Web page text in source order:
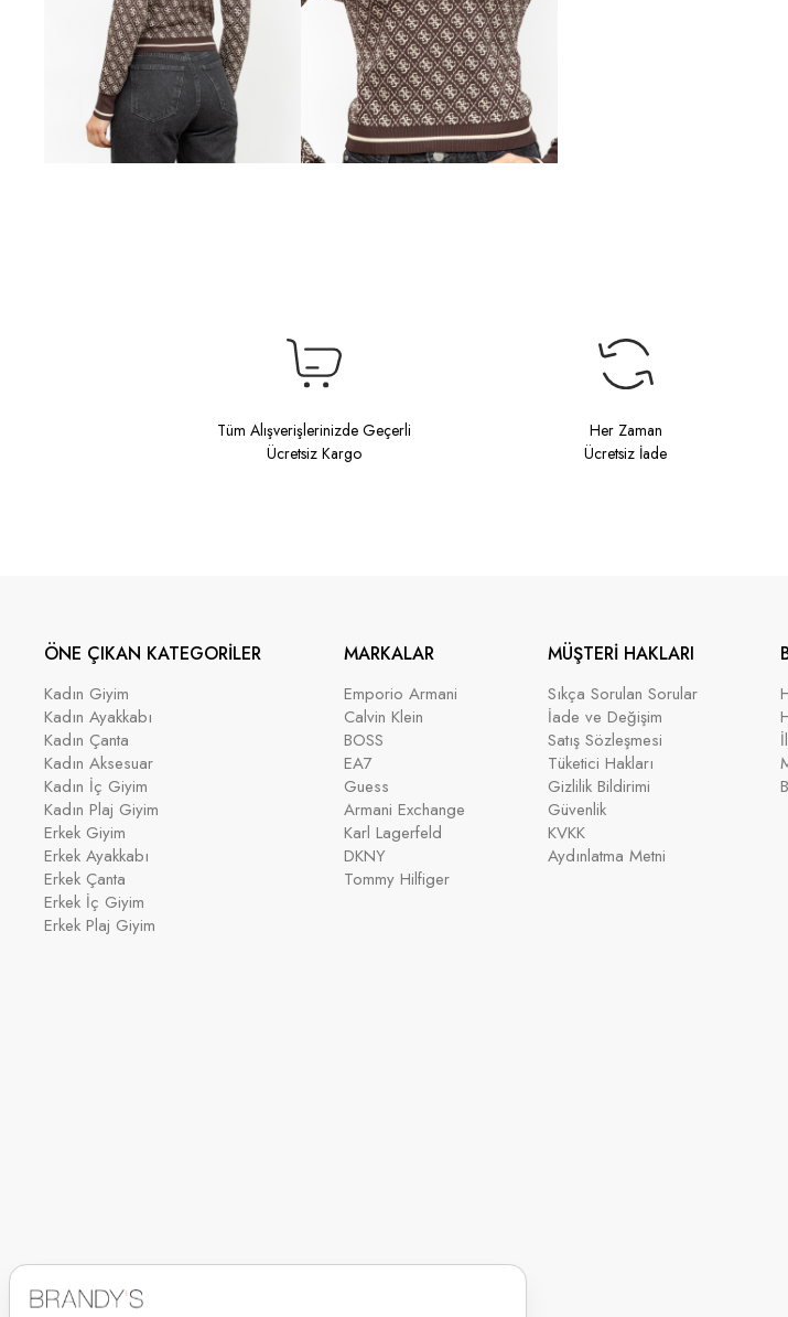
Tüm Alışverişlerinizde Geçerli
Ücretsiz Kargo
Her Zaman
Ücretsiz İade
ÖNE ÇIKAN KATEGORİLER
Kadın Giyim
Kadın Ayakkabı
Kadın Çanta
Kadın Aksesuar
Kadın İç Giyim
Kadın Plaj Giyim
Erkek Giyim
Erkek Ayakkabı
Erkek Çanta
Erkek İç Giyim
Erkek Plaj Giyim
MARKALAR
Emporio Armani
Calvin Klein
BOSS
EA7
Guess
Armani Exchange
Karl Lagerfeld
DKNY
Tommy Hilfiger
MÜŞTERİ HAKLARI
Sıkça Sorulan Sorular
İade ve Değişim
Satış Sözleşmesi
Tüketici Hakları
Gizlilik Bildirimi
Güvenlik
KVKK
Aydınlatma Metni